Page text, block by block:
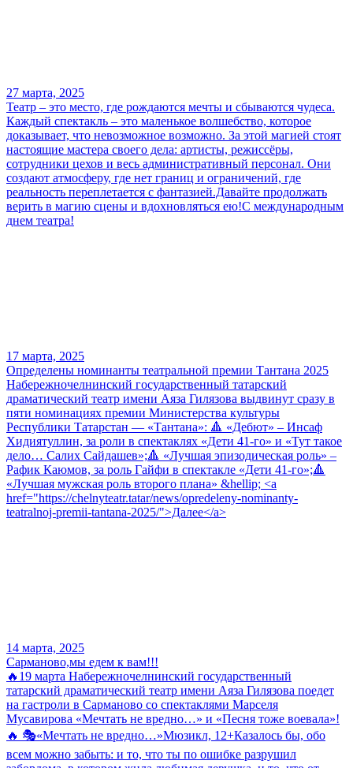
27 марта, 2025
Театр – это место, где рождаются мечты и сбываются чудеса.
Каждый спектакль – это маленькое волшебство, которое
доказывает, что невозможное возможно. За этой магией стоят
настоящие мастера своего дела: артисты, режиссёры,
сотрудники цехов и весь административный персонал. Они
создают атмосферу, где нет границ и ограничений, где
реальность переплетается с фантазией.Давайте продолжать
верить в магию сцены и вдохновляться ею!С международным
днем театра!
17 марта, 2025
Определены номинанты театральной премии Тантана 2025
Набережночелнинский государственный татарский
драматический театр имени Аяза Гилязова выдвинут сразу в
пяти номинациях премии Министерства культуры
Республики Татарстан — «Тантана»: 🔺 «Дебют» – Инсаф
Хидиятуллин, за роли в спектаклях «Дети 41-го» и «Тут такое
дело… Салих Сайдашев»;🔺 «Лучшая эпизодическая роль» –
Рафик Каюмов, за роль Гайфи в спектакле «Дети 41-го»;🔺
«Лучшая мужская роль второго плана» &hellip; <a
href="https://chelnyteatr.tatar/news/opredeleny-nominanty-
teatralnoj-premii-tantana-2025/">Далее</a>
14 марта, 2025
Сарманово,мы едем к вам!!!
🔥19 марта Набережночелнинский государственный
татарский драматический театр имени Аяза Гилязова поедет
на гастроли в Сарманово со спектаклями Марселя
Мусавирова «Мечтать не вредно…» и «Песня тоже воевала»!
🔥 🎭«Мечтать не вредно…»Мюзикл, 12+Казалось бы, обо
всем можно забыть: и то, что ты по ошибке разрушил